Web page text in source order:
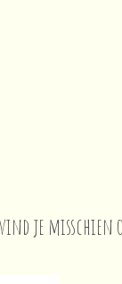
je misschien